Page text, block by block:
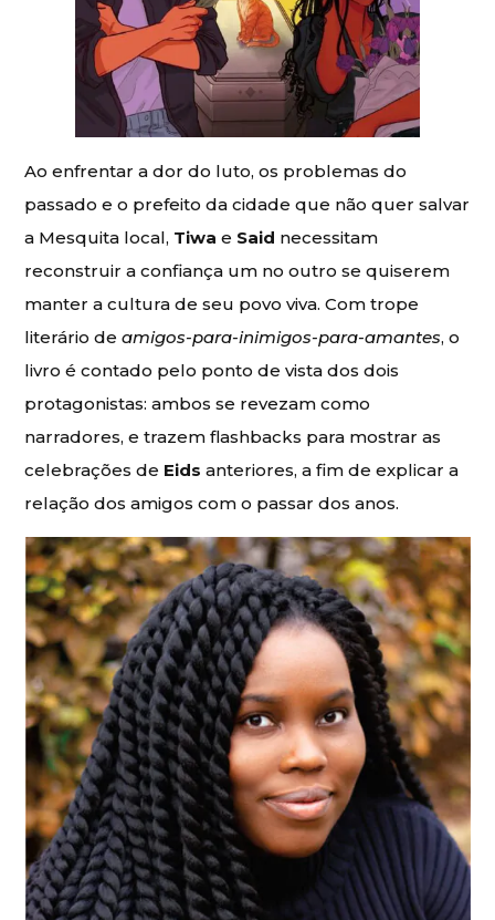
Ao enfrentar a dor do luto, os problemas do
passado e o prefeito da cidade que não quer salvar
a Mesquita local, Tiwa e Said necessitam
reconstruir a confiança um no outro se quiserem
manter a cultura de seu povo viva. Com trope
literário deamigos-para-inimigos-para-amantes, o
livro é contado pelo ponto de vista dos dois
protagonistas: ambos se revezam como
narradores, e trazem flashbacks para mostrar as
celebrações de Eids anteriores, a fim de explicar a
relação dos amigos com o passar dos anos.